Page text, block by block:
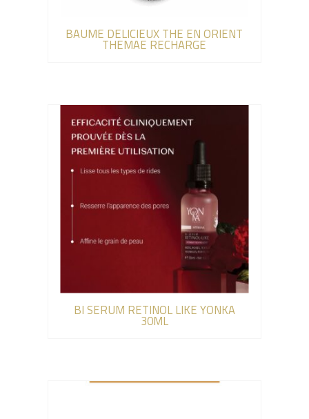
BAUME DELICIEUX THE EN ORIENT
THEMAE RECHARGE
BI SERUM RETINOL LIKE YONKA
30ML